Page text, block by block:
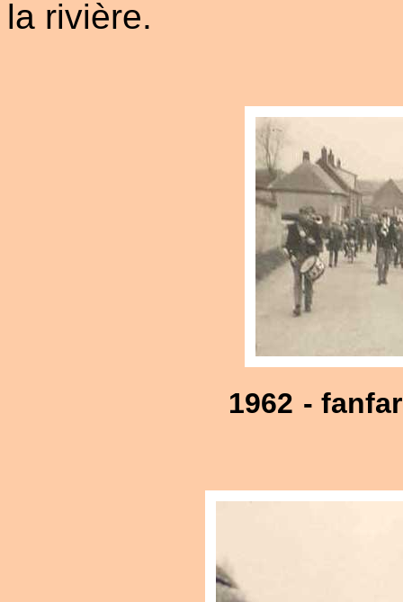
la rivière.
1962 -